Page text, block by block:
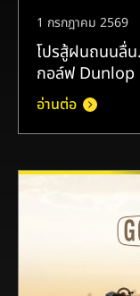
1 กรกฎาคม 2569
โปรสู้ฝนถนนลื่
กอล์ฟ Dunlop
อ่านต่อ